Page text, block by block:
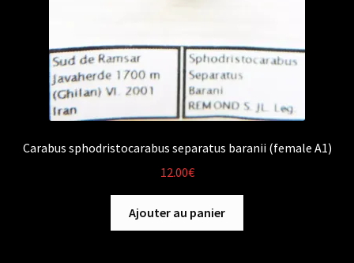
Carabus sphodristocarabus separatus baranii (female A1)
12.00€
Ajouter au panier